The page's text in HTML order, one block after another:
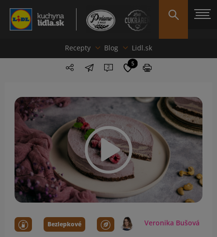
Recepty Blog Lidl.sk
2 5
Bezlepkové Veronika Bušová